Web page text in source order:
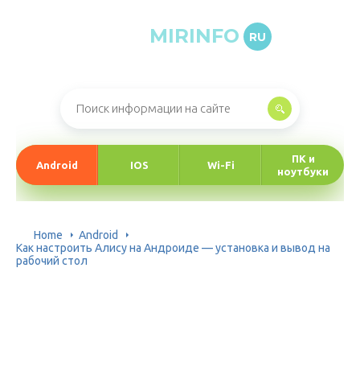
MIRINFO RU
Android IOS Wi-Fi
ПК и
ноутбуки
Home
Android
Как настроить Алису на Андроиде — установка и вывод на
рабочий стол